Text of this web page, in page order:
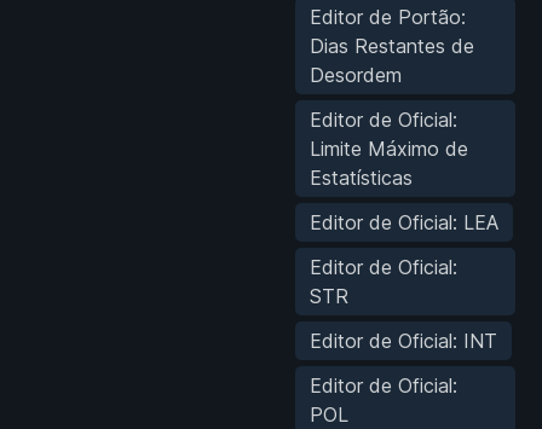
Editor de Portão:
Dias Restantes de
Desordem
Editor de Oficial:
Limite Máximo de
Estatísticas
Editor de Oficial: LEA
Editor de Oficial:
STR
Editor de Oficial: INT
Editor de Oficial:
POL